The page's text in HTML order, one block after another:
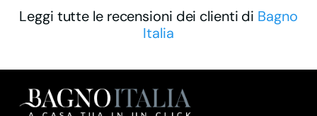
Leggi tutte le recensioni dei clienti di Bagno
Italia